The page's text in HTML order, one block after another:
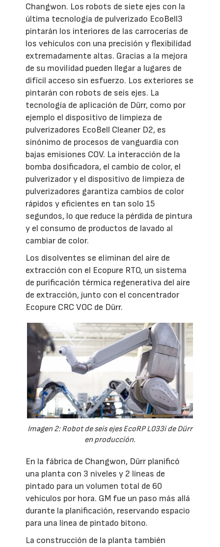
Changwon. Los robots de siete ejes con la
última tecnología de pulverizado EcoBell3
pintarán los interiores de las carrocerías de
los vehículos con una precisión y flexibilidad
extremadamente altas. Gracias a la mejora
de su movilidad pueden llegar a lugares de
difícil acceso sin esfuerzo. Los exteriores se
pintarán con robots de seis ejes. La
tecnología de aplicación de Dürr, como por
ejemplo el dispositivo de limpieza de
pulverizadores EcoBell Cleaner D2, es
sinónimo de procesos de vanguardia con
bajas emisiones COV. La interacción de la
bomba dosificadora, el cambio de color, el
pulverizador y el dispositivo de limpieza de
pulverizadores garantiza cambios de color
rápidos y eficientes en tan solo 15
segundos, lo que reduce la pérdida de pintura
y el consumo de productos de lavado al
cambiar de color.
Los disolventes se eliminan del aire de
extracción con el Ecopure RTO, un sistema
de purificación térmica regenerativa del aire
de extracción, junto con el concentrador
Ecopure CRC VOC de Dürr.
Imagen 2: Robot de seis ejes EcoRP L033i de Dürr
en producción.
En la fábrica de Changwon, Dürr planificó
una planta con 3 niveles y 2 líneas de
pintado para un volumen total de 60
vehículos por hora. GM fue un paso más allá
durante la planificación, reservando espacio
para una línea de pintado bitono.
La construcción de la planta también